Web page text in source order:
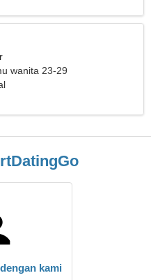
wanita 23-29
kami